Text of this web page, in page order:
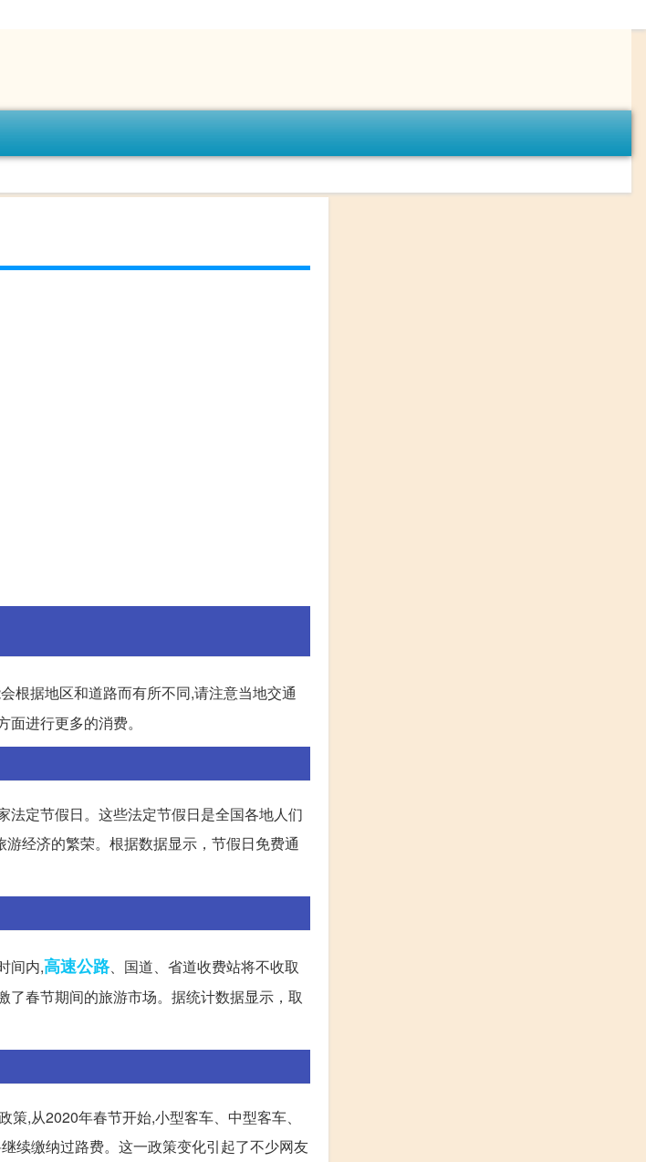
根据地区和道路而有所不同,请注意当地交通
进行更多的消费。
定节假日。这些法定节假日是全国各地人们
经济的繁荣。根据数据显示，节假日免费通
间内,高速公路、国道、省道收费站将不收取
春节期间的旅游市场。据统计数据显示，取
,从2020年春节开始,小型客车、中型客车、
续缴纳过路费。这一政策变化引起了不少网友